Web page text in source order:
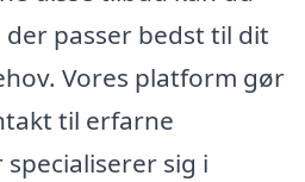
passer bedst til dit
Vores platform gør
til erfarne
sig i